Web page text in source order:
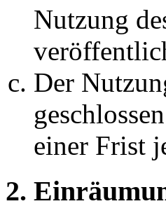
Nutzung
Der
einer Frist
2.